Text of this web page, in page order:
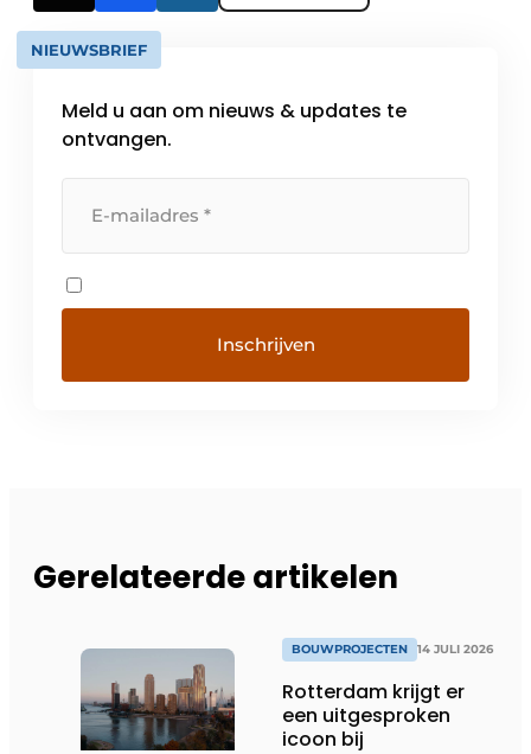
NIEUWSBRIEF
Meld u aan om nieuws & updates te
ontvangen.
Gerelateerde artikelen
BOUWPROJECTEN 14 JULI 2026
Rotterdam krijgt er
een uitgesproken
icoon bij